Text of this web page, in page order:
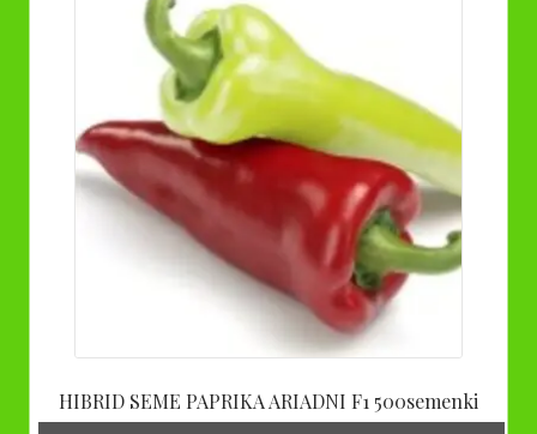
HIBRID SEME PAPRIKA ARIADNI F1 500semenki